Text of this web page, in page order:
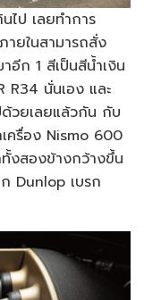
ไป เลยทำการ
ยในสามารถสั่ง
ก 1 สีเป็นสีน้ำเงิน
R34 นั่นเอง และ
วยเลยแล้วกัน กับ
ครื่อง Nismo 600
งสองข้างกว้างขึ้น
Dunlop เบรก